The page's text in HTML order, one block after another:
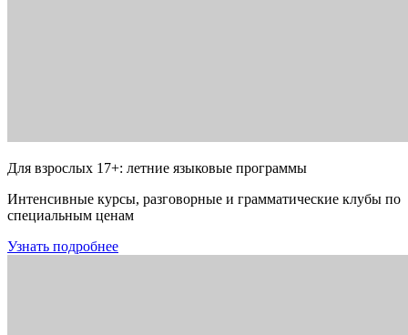
Для взрослых 17+: летние языковые программы
Интенсивные курсы, разговорные и грамматические клубы по
специальным ценам
Узнать подробнее